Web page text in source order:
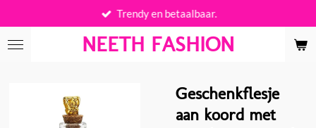
direct
naar
NEETH FASHION
Trendy en betaalbaar.
Geschenkflesje
aan koord met